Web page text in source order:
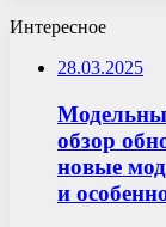
Интересное
28.03.2025
обзор
новые
и